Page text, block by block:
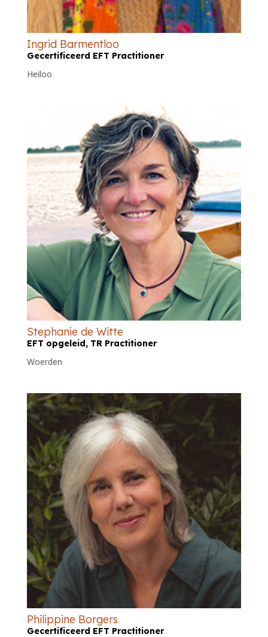
Ingrid Barmentloo
Gecertificeerd EFT Practitioner
Heiloo
Stephanie de Witte
EFT opgeleid, TR Practitioner
Woerden
Philippine Borgers
Gecertificeerd EFT Practitioner